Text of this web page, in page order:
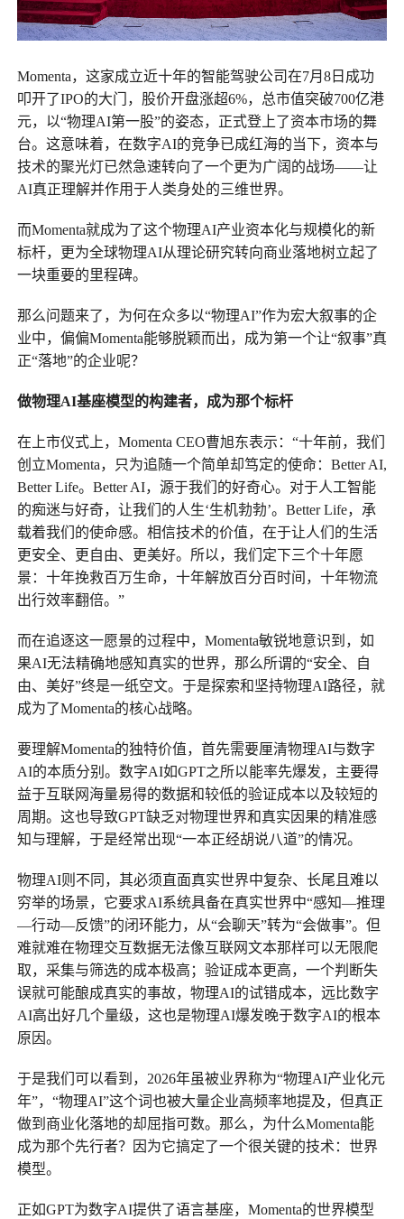
Momenta，这家成立近十年的智能驾驶公司在7月8日成功
叩开了IPO的大门，股价开盘涨超6%，总市值突破700亿港
元，以“物理AI第一股”的姿态，正式登上了资本市场的舞
台。这意味着，在数字AI的竞争已成红海的当下，资本与
技术的聚光灯已然急速转向了一个更为广阔的战场——让
AI真正理解并作用于人类身处的三维世界。
而Momenta就成为了这个物理AI产业资本化与规模化的新
标杆，更为全球物理AI从理论研究转向商业落地树立起了
一块重要的里程碑。
那么问题来了，为何在众多以“物理AI”作为宏大叙事的企
业中，偏偏Momenta能够脱颖而出，成为第一个让“叙事”真
正“落地”的企业呢？
做物理AI基座模型的构建者，成为那个标杆
在上市仪式上，Momenta CEO曹旭东表示：“十年前，我们
创立Momenta，只为追随一个简单却笃定的使命：Better AI,
Better Life。Better AI，源于我们的好奇心。对于人工智能
的痴迷与好奇，让我们的人生‘生机勃勃’。Better Life，承
载着我们的使命感。相信技术的价值，在于让人们的生活
更安全、更自由、更美好。所以，我们定下三个十年愿
景：十年挽救百万生命，十年解放百分百时间，十年物流
出行效率翻倍。”
而在追逐这一愿景的过程中，Momenta敏锐地意识到，如
果AI无法精确地感知真实的世界，那么所谓的“安全、自
由、美好”终是一纸空文。于是探索和坚持物理AI路径，就
成为了Momenta的核心战略。
要理解Momenta的独特价值，首先需要厘清物理AI与数字
AI的本质分别。数字AI如GPT之所以能率先爆发，主要得
益于互联网海量易得的数据和较低的验证成本以及较短的
周期。这也导致GPT缺乏对物理世界和真实因果的精准感
知与理解，于是经常出现“一本正经胡说八道”的情况。‌
物理AI则不同，其必须直面真实世界中‌复杂、长尾且难以
穷举‌的场景，它要求AI系统具备在真实世界中“感知—推理
—行动—反馈”的闭环能力，从“会聊天”转为“会做事”。但
难就难在物理交互数据无法像互联网文本那样可以无限爬
取，采集与筛选的成本极高；验证成本更高，一个判断失
误就可能酿成真实的事故，物理AI的试错成本，远比数字
AI高出好几个量级，这也是物理AI爆发晚于数字AI的根本
原因。
于是我们可以看到，2026年虽被业界称为“物理AI产业化元
年”，“物理AI”这个词也被大量企业高频率地提及，但真正
做到商业化落地的却屈指可数。那么，为什么Momenta能
成为那个先行者？因为它搞定了一个很关键的技术： 世界
模型。
正如GPT为数字AI提供了语言基座，Momenta的世界模型